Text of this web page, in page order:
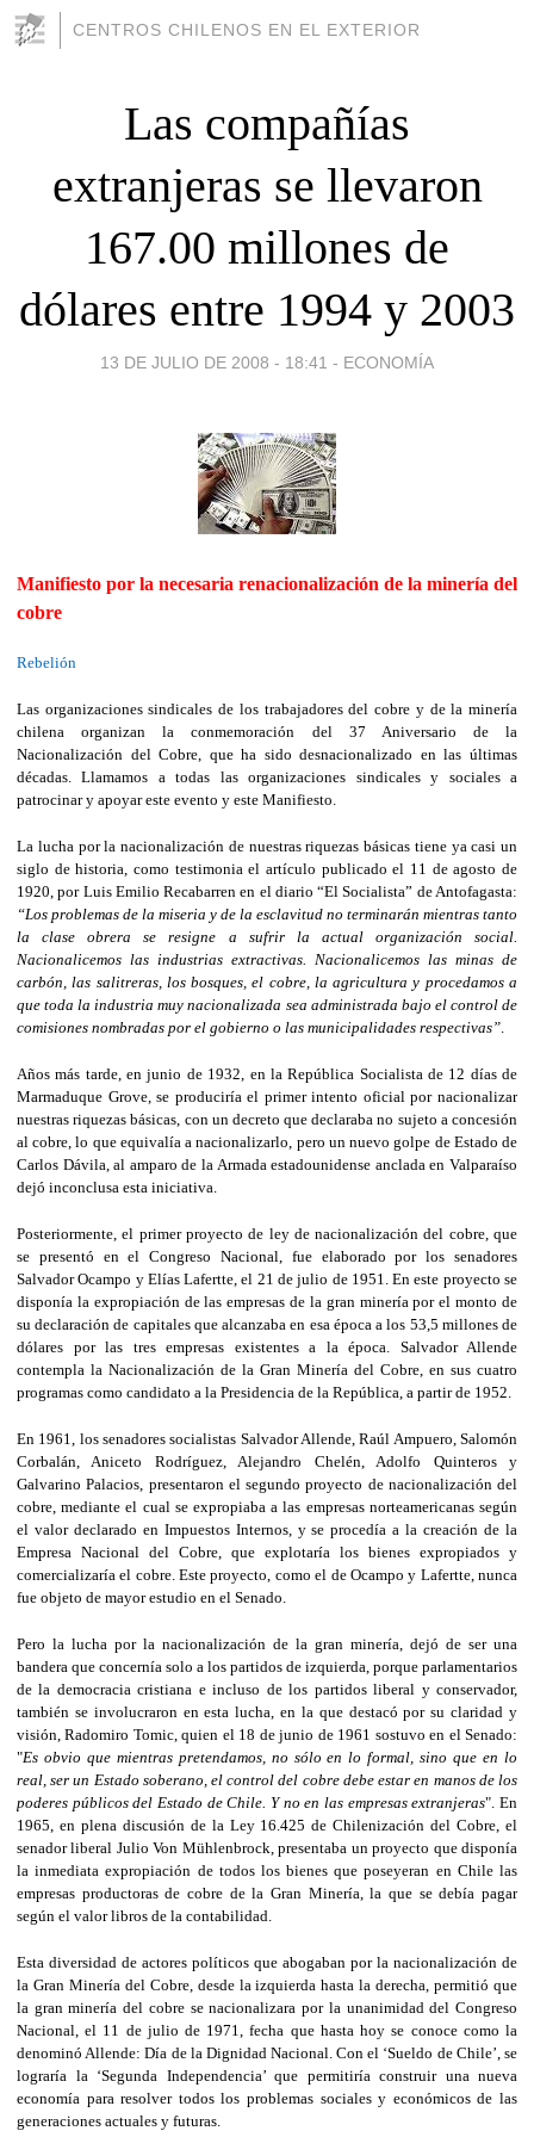
CENTROS CHILENOS EN EL EXTERIOR
Las compañías
extranjeras se llevaron
167.00 millones de
dólares entre 1994 y 2003
13 DE JULIO DE 2008 - 18:41 - ECONOMÍA
Manifiesto por la necesaria renacionalización de la minería del
cobre
Rebelión
Las organizaciones sindicales de los trabajadores del cobre y de la minería
chilena organizan la conmemoración del 37 Aniversario de la
Nacionalización del Cobre, que ha sido desnacionalizado en las últimas
décadas. Llamamos a todas las organizaciones sindicales y sociales a
patrocinar y apoyar este evento y este Manifiesto.
La lucha por la nacionalización de nuestras riquezas básicas tiene ya casi un
siglo de historia, como testimonia el artículo publicado el 11 de agosto de
1920, por Luis Emilio Recabarren en el diario “El Socialista” de Antofagasta:
“Los problemas de la miseria y de la esclavitud no terminarán mientras tanto
la clase obrera se resigne a sufrir la actual organización social.
Nacionalicemos las industrias extractivas. Nacionalicemos las minas de
carbón, las salitreras, los bosques, el cobre, la agricultura y procedamos a
que toda la industria muy nacionalizada sea administrada bajo el control de
comisiones nombradas por el gobierno o las municipalidades respectivas”
Años más tarde, en junio de 1932, en la República Socialista de 12 días de
Marmaduque Grove, se produciría el primer intento oficial por nacionalizar
nuestras riquezas básicas, con un decreto que declaraba no sujeto a concesión
al cobre, lo que equivalía a nacionalizarlo, pero un nuevo golpe de Estado de
Carlos Dávila, al amparo de la Armada estadounidense anclada en Valparaíso
dejó inconclusa esta iniciativa.
Posteriormente, el primer proyecto de ley de nacionalización del cobre, que
se presentó en el Congreso Nacional, fue elaborado por los senadores
Salvador Ocampo y Elías Lafertte, el 21 de julio de 1951. En este proyecto se
disponía la expropiación de las empresas de la gran minería por el monto de
su declaración de capitales que alcanzaba en esa época a los 53,5 millones de
dólares por las tres empresas existentes a la época. Salvador Allende
contempla la Nacionalización de la Gran Minería del Cobre, en sus cuatro
programas como candidato a la Presidencia de la República, a partir de 1952.
En 1961, los senadores socialistas Salvador Allende, Raúl Ampuero, Salomón
Corbalán, Aniceto Rodríguez, Alejandro Chelén, Adolfo Quinteros y
Galvarino Palacios, presentaron el segundo proyecto de nacionalización del
cobre, mediante el cual se expropiaba a las empresas norteamericanas según
el valor declarado en Impuestos Internos, y se procedía a la creación de la
Empresa Nacional del Cobre, que explotaría los bienes expropiados y
comercializaría el cobre. Este proyecto, como el de Ocampo y Lafertte, nunca
fue objeto de mayor estudio en el Senado.
Pero la lucha por la nacionalización de la gran minería, dejó de ser una
bandera que concernía solo a los partidos de izquierda, porque parlamentarios
de la democracia cristiana e incluso de los partidos liberal y conservador,
también se involucraron en esta lucha, en la que destacó por su claridad y
visión, Radomiro Tomic, quien el 18 de junio de 1961 sostuvo en el Senado:
"Es obvio que mientras pretendamos, no sólo en lo formal, sino que en lo
real, ser un Estado soberano, el control del cobre debe estar en manos de los
poderes públicos del Estado de Chile. Y no en las empresas extranjeras". En
1965, en plena discusión de la Ley 16.425 de Chilenización del Cobre, el
senador liberal Julio Von Mühlenbrock, presentaba un proyecto que disponía
la inmediata expropiación de todos los bienes que poseyeran en Chile las
empresas productoras de cobre de la Gran Minería, la que se debía pagar
según el valor libros de la contabilidad.
Esta diversidad de actores políticos que abogaban por la nacionalización de
la Gran Minería del Cobre, desde la izquierda hasta la derecha, permitió que
la gran minería del cobre se nacionalizara por la unanimidad del Congreso
Nacional, el 11 de julio de 1971, fecha que hasta hoy se conoce como la
denominó Allende: Día de la Dignidad Nacional. Con el ‘Sueldo de Chile’, se
lograría la ‘Segunda Independencia’ que permitiría construir una nueva
economía para resolver todos los problemas sociales y económicos de las
generaciones actuales y futuras.